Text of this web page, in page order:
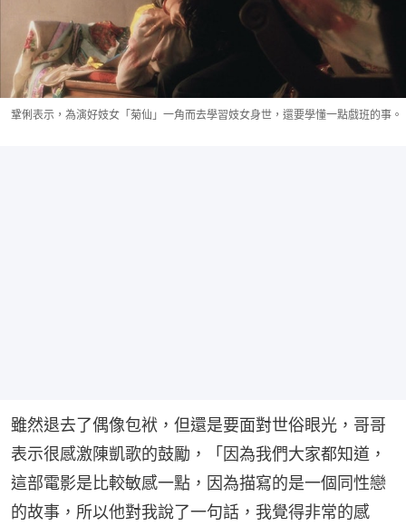
鞏俐表示，為演好妓女「菊仙」一角而去學習妓女身世，還要學懂一點戲班的事。
雖然退去了偶像包袱，但還是要面對世俗眼光，哥哥
表示很感激陳凱歌的鼓勵，「因為我們大家都知道，
這部電影是比較敏感一點，因為描寫的是一個同性戀
的故事，所以他對我說了一句話，我覺得非常的感